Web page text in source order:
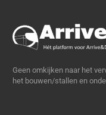
Geen omkijken naar het
het bouwen/stallen en